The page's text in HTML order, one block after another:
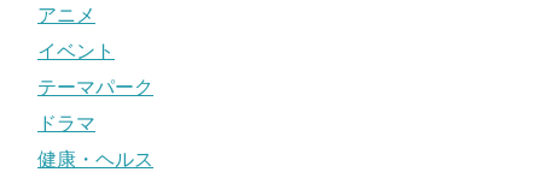
アニメ
イベント
テーマパーク
ドラマ
健康・ヘルス